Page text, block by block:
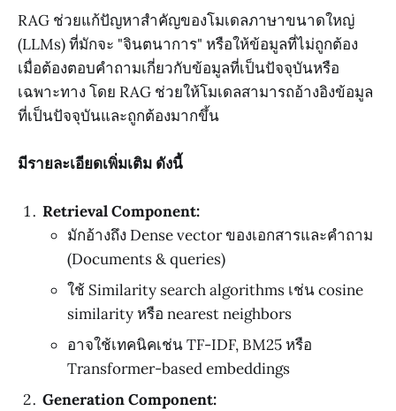
RAG ช่วยแก้ปัญหาสำคัญของโมเดลภาษาขนาดใหญ่
(LLMs) ที่มักจะ "จินตนาการ" หรือให้ข้อมูลที่ไม่ถูกต้อง
เมื่อต้องตอบคำถามเกี่ยวกับข้อมูลที่เป็นปัจจุบันหรือ
เฉพาะทาง โดย RAG ช่วยให้โมเดลสามารถอ้างอิงข้อมูล
ที่เป็นปัจจุบันและถูกต้องมากขึ้น
มีรายละเอียดเพิ่มเติม ดังนี้
Retrieval Component:
มักอ้างถึง Dense vector ของเอกสารและคำถาม
(Documents & queries)
ใช้ Similarity search algorithms เช่น cosine
similarity หรือ nearest neighbors
อาจใช้เทคนิคเช่น TF-IDF, BM25 หรือ
Transformer-based embeddings
Generation Component: